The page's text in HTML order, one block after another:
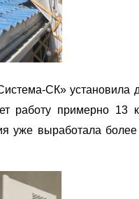
СК» установила
работу примерно 13
уже выработала